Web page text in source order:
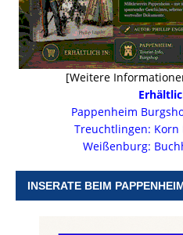
[Weitere
Pappenheim
Treuchtlingen: Korn
Weißenburg:
INSERATE BEIM